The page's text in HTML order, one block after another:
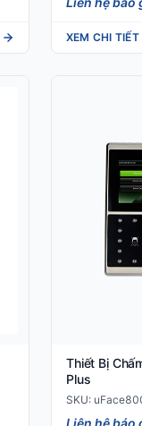
XEM CHI TIẾT
Thiết Bị
Plus
SKU:
Liên hệ báo